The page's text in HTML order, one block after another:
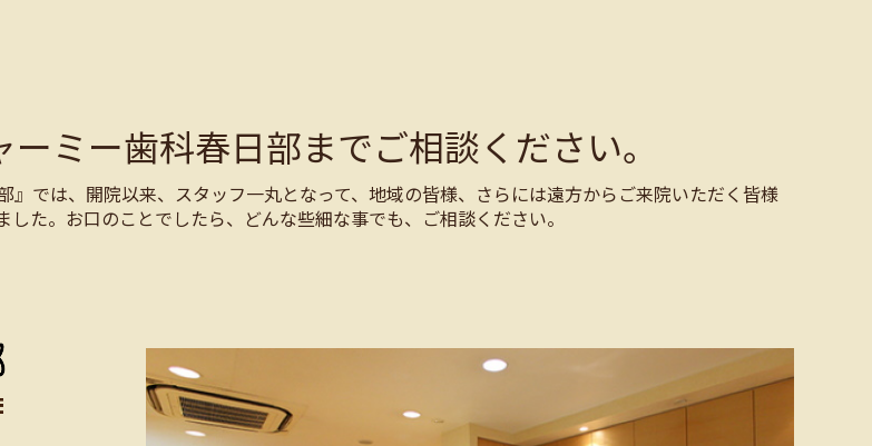
ミー歯科春日部までご相談ください。
では、開院以来、スタッフ一丸となって、地域の皆様、さらには遠方からご来院いただく皆様
た。お口のことでしたら、どんな些細な事でも、ご相談ください。